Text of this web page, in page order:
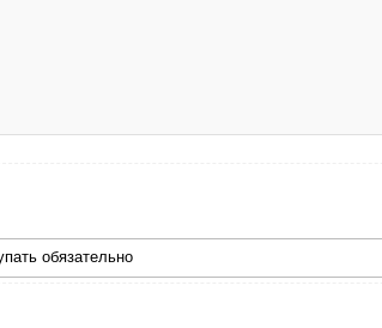
обязательно